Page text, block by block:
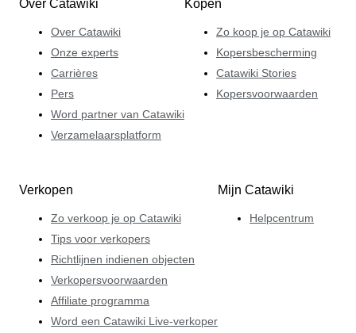
Over Catawiki
Over Catawiki
Onze experts
Carrières
Pers
Word partner van Catawiki
Verzamelaarsplatform
Kopen
Zo koop je op Catawiki
Kopersbescherming
Catawiki Stories
Kopersvoorwaarden
Verkopen
Zo verkoop je op Catawiki
Tips voor verkopers
Richtlijnen indienen objecten
Verkopersvoorwaarden
Affiliate programma
Word een Catawiki Live-verkoper
Mijn Catawiki
Helpcentrum